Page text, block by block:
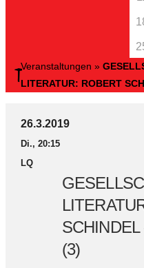
Veranstaltungen »
LITERATUR: ROBERT
26.3.2019
Di., 20:15
LQ
(3)